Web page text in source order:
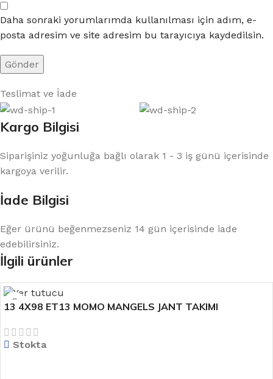
Daha sonraki yorumlarımda kullanılması için adım, e-
posta adresim ve site adresim bu tarayıcıya kaydedilsin.
Teslimat ve İade
Kargo Bilgisi
Siparişiniz yoğunluğa bağlı olarak 1 - 3 iş günü içerisinde
kargoya verilir.
İade Bilgisi
Eğer ürünü beğenmezseniz 14 gün içerisinde iade
edebilirsiniz.
İlgili ürünler
13 4X98 ET13 MOMO MANGELS JANT TAKIMI
Stokta